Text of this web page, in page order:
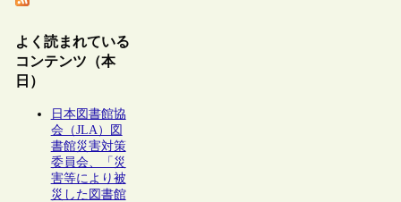
よく読まれている
コンテンツ（本
日）
日本図書館協
会（JLA）図
書館災害対策
委員会、「災
害等により被
災した図書館